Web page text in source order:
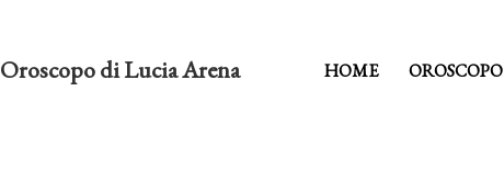
Oroscopo di Lucia Arena HOME OROSCOPO